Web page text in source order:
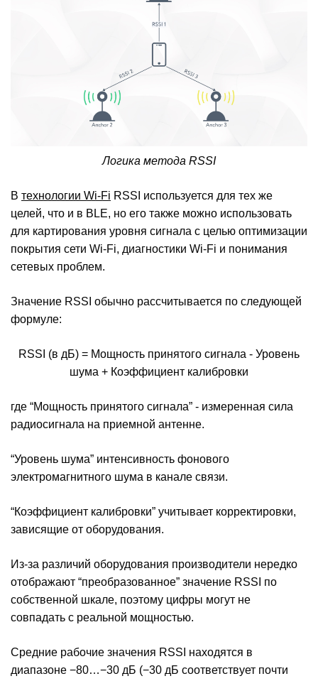
Логика метода RSSI
В технологии Wi-Fi RSSI используется для тех же
целей, что и в BLE, но его также можно использовать
для картирования уровня сигнала с целью оптимизации
покрытия сети Wi-Fi, диагностики Wi-Fi и понимания
сетевых проблем.
Значение RSSI обычно рассчитывается по следующей
формуле:
RSSI (в дБ) = Мощность принятого сигнала - Уровень
шума + Коэффициент калибровки
где “Мощность принятого сигнала” - измеренная сила
радиосигнала на приемной антенне.
“Уровень шума” интенсивность фонового
электромагнитного шума в канале связи.
“Коэффициент калибровки” учитывает корректировки,
зависящие от оборудования.
Из-за различий оборудования производители нередко
отображают “преобразованное” значение RSSI по
собственной шкале, поэтому цифры могут не
совпадать с реальной мощностью.
Средние рабочие значения RSSI находятся в
диапазоне −80…−30 дБ (−30 дБ соответствует почти